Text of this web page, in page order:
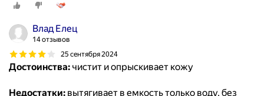
Влад Елец
14 отзывов
25 сентября 2024
Достоинства: чистит и опрыскивает кожу
Недостатки: вытягивает в емкость только воду, без